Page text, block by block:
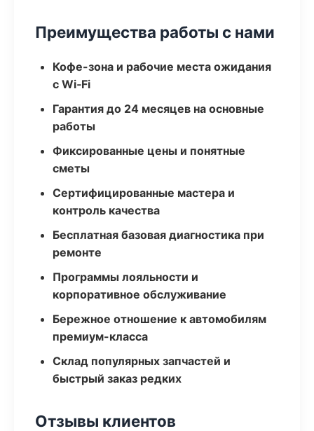
Преимущества работы с нами
Кофе-зона и рабочие места ожидания
с Wi‑Fi
Гарантия до 24 месяцев на основные
работы
Фиксированные цены и понятные
сметы
Сертифицированные мастера и
контроль качества
Бесплатная базовая диагностика при
ремонте
Программы лояльности и
корпоративное обслуживание
Бережное отношение к автомобилям
премиум-класса
Склад популярных запчастей и
быстрый заказ редких
Отзывы клиентов